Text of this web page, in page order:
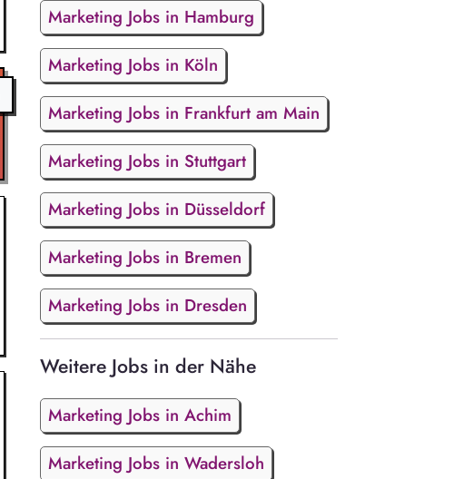
Marketing Jobs in Hamburg
Marketing Jobs in Köln
Marketing Jobs in Frankfurt am Main
Marketing Jobs in Stuttgart
Marketing Jobs in Düsseldorf
Marketing Jobs in Bremen
Marketing Jobs in Dresden
Weitere Jobs in der Nähe
Marketing Jobs in Achim
Marketing Jobs in Wadersloh